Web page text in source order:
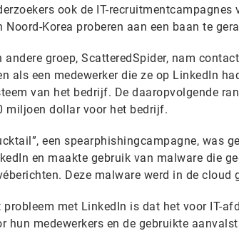
ook de IT-recruitmentcampagnes
Noord-Korea proberen aan een baan te
andere groep, ScatteredSpider, nam
als een medewerker die ze op LinkedIn
van het bedrijf. De daaropvolgende
miljoen dollar voor het bedrijf.
een spearphishingcampagne, was
en maakte gebruik van malware die
Deze malware werd in de cloud
probleem met LinkedIn is dat het voor IT-
hun medewerkers en de gebruikte